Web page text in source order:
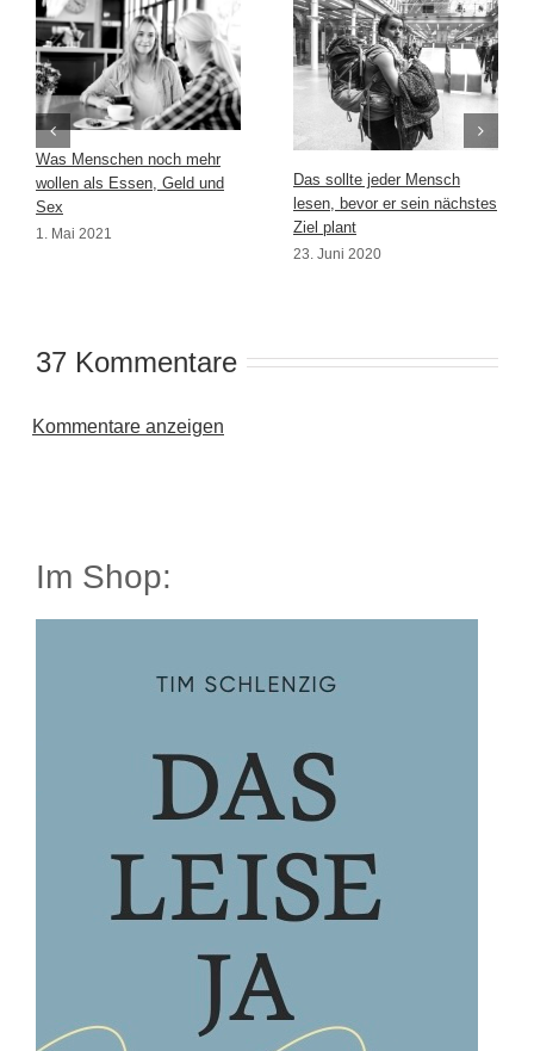
Was Menschen noch mehr
wollen als Essen, Geld und
Sex
1. Mai 2021
Das sollte jeder Mensch
lesen, bevor er sein nächstes
Ziel plant
23. Juni 2020
37 Kommentare
Kommentare anzeigen
Im Shop: